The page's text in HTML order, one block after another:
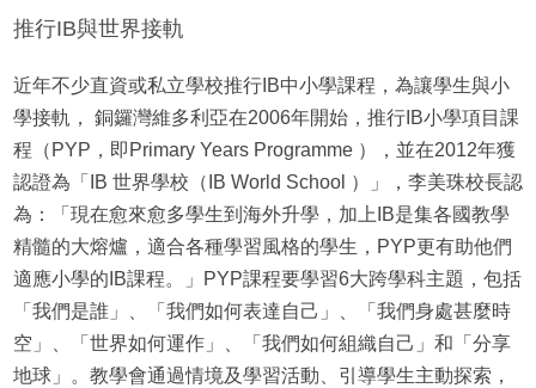
推行IB與世界接軌
近年不少直資或私立學校推行IB中小學課程，為讓學生與小
學接軌， 銅鑼灣維多利亞在2006年開始，推行IB小學項目課
程（PYP，即Primary Years Programme ），並在2012年獲
認證為「IB 世界學校（IB World School ）」，李美珠校長認
為：「現在愈來愈多學生到海外升學，加上IB是集各國教學
精髓的大熔爐，適合各種學習風格的學生，PYP更有助他們
適應小學的IB課程。」PYP課程要學習6大跨學科主題，包括
「我們是誰」、「我們如何表達自己」、「我們身處甚麼時
空」、「世界如何運作」、「我們如何組織自己」和「分享
地球」。教學會通過情境及學習活動、引導學生主動探索，